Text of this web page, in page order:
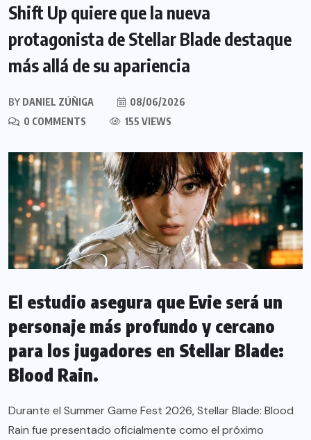
Shift Up quiere que la nueva
protagonista de Stellar Blade destaque
más allá de su apariencia
BY DANIEL ZÚÑIGA
08/06/2026
0 COMMENTS
155 VIEWS
El estudio asegura que Evie será un
personaje más profundo y cercano
para los jugadores en Stellar Blade:
Blood Rain.
Durante el Summer Game Fest 2026, Stellar Blade: Blood
Rain fue presentado oficialmente como el próximo